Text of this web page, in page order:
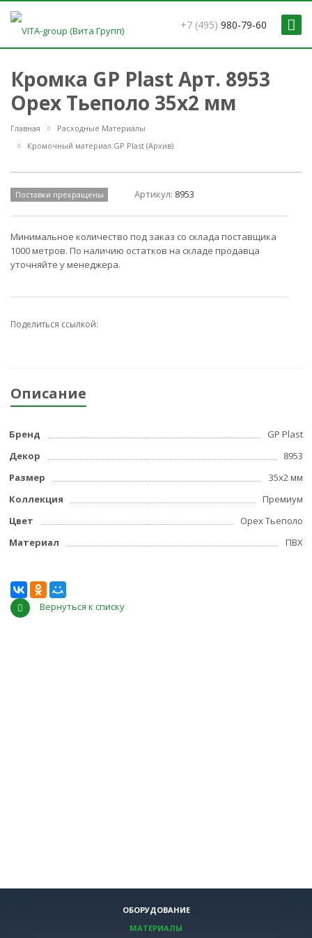
+7 (495) 980-79-60
Кромка GP Plast Арт. 8953
Орех Тьеполо 35x2 мм
Главная
Расходные Материалы
Кромочный материал GP Plast (Архив)
Поставки прекращены Артикул: 8953
Минимальное количество под заказ со склада поставщика
1000 метров. По наличию остатков на складе продавца
уточняйте у менеджера.
Поделиться ссылкой:
Описание
Бренд
GP Plast
Декор
8953
Размер
35x2 мм
Коллекция
Премиум
Цвет
Орех Тьеполо
Материал
ПВХ
Вернуться к списку
ОБОРУДОВАНИЕ
МАТЕРИАЛЫ